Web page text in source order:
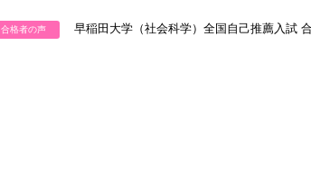
合格者の声 早稲田大学（社会科学）全国自己推薦入試